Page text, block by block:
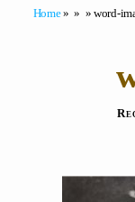
Home» » » word-